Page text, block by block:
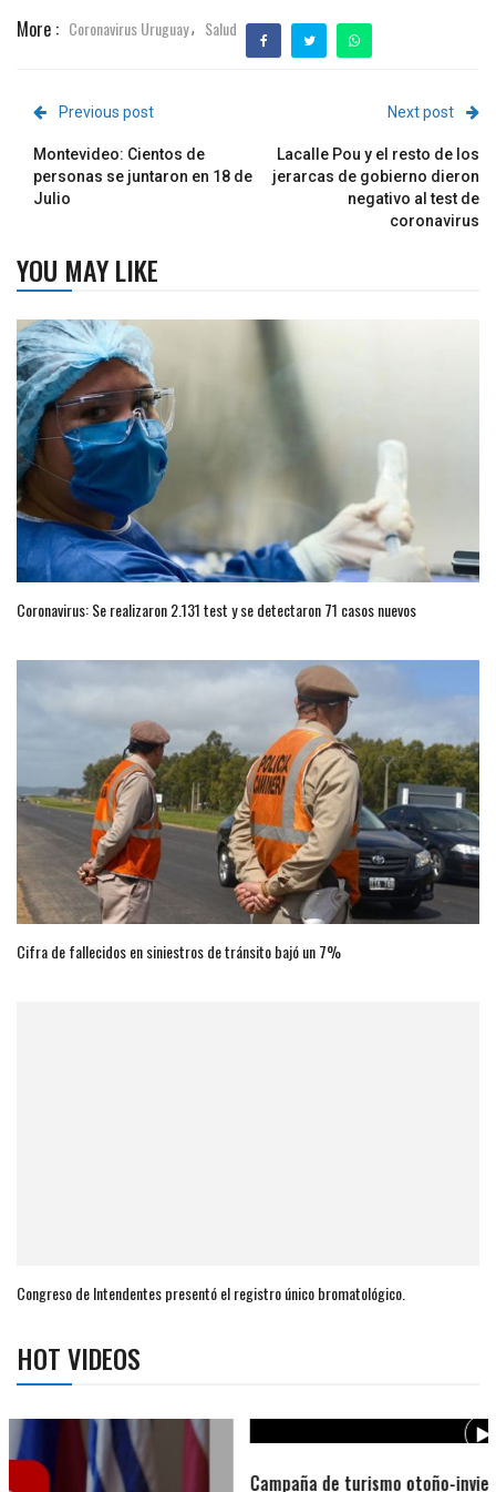
More : Coronavirus Uruguay, Salud
Previous post
Montevideo: Cientos de
personas se juntaron en 18 de
Julio
Next post
Lacalle Pou y el resto de los
jerarcas de gobierno dieron
negativo al test de
coronavirus
YOU MAY LIKE
Coronavirus: Se realizaron 2.131 test y se detectaron 71 casos nuevos
Cifra de fallecidos en siniestros de tránsito bajó un 7%
Congreso de Intendentes presentó el registro único bromatológico.
HOT VIDEOS
Campaña de turismo otoño-invierno